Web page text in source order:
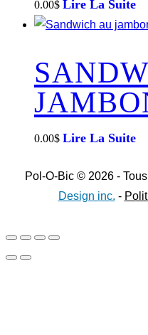
0.00$ Lire La Suite
0.00$ Lire La Suite
Pol-O-Bic © 2026 -
Design inc. -